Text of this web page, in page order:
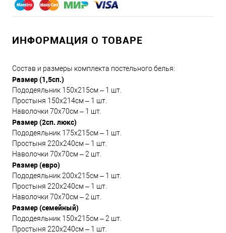
ИНФОРМАЦИЯ О ТОВАРЕ
Состав и размеры комплекта постельного белья:
Размер (1,5сп.)
Пододеяльник 150х215см – 1 шт.
Простыня 150х214см – 1 шт.
Наволочки 70х70см – 1 шт.
Размер (2сп. люкс)
Пододеяльник 175х215см – 1 шт.
Простыня 220х240см – 1 шт.
Наволочки 70х70см – 2 шт.
Размер (евро)
Пододеяльник 200х215см – 1 шт.
Простыня 220х240см – 1 шт.
Наволочки 70х70см – 2 шт.
Размер (семейный)
Пододеяльник 150х215см – 2 шт.
Простыня 220х240см – 1 шт.